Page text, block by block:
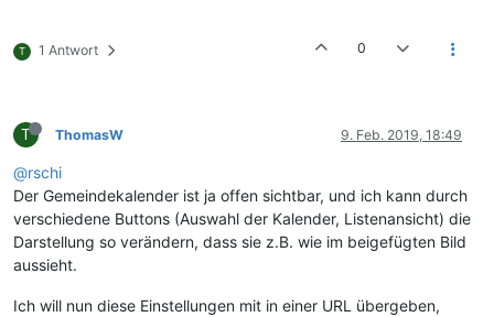
T 1 Antwort 0
T ThomasW 9. Feb. 2019, 18:49
@rschi
Der Gemeindekalender ist ja offen sichtbar, und ich kann durch
verschiedene Buttons (Auswahl der Kalender, Listenansicht) die
Darstellung so verändern, dass sie z.B. wie im beigefügten Bild
aussieht.
Ich will nun diese Einstellungen mit in einer URL übergeben,